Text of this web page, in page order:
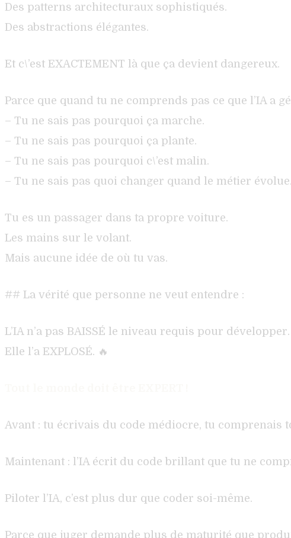
Des patterns architecturaux sophistiqués.
Des abstractions élégantes.
Et c\’est EXACTEMENT là que ça devient dangereux.
Parce que quand tu ne comprends pas ce que l’IA a
– Tu ne sais pas pourquoi ça marche.
– Tu ne sais pas pourquoi ça plante.
– Tu ne sais pas pourquoi c\’est malin.
– Tu ne sais pas quoi changer quand le métier évolue.
Tu es un passager dans ta propre voiture.
Les mains sur le volant.
Mais aucune idée de où tu vas.
## La vérité que personne ne veut entendre :
L’IA n’a pas BAISSÉ le niveau requis pour développer.
Elle l’a EXPLOSÉ. 🔥
Avant : tu écrivais du code médiocre, tu comprenais
Maintenant : l’IA écrit du code brillant que tu ne
Piloter l’IA, c’est plus dur que coder soi-même.
Parce que juger demande plus de maturité que